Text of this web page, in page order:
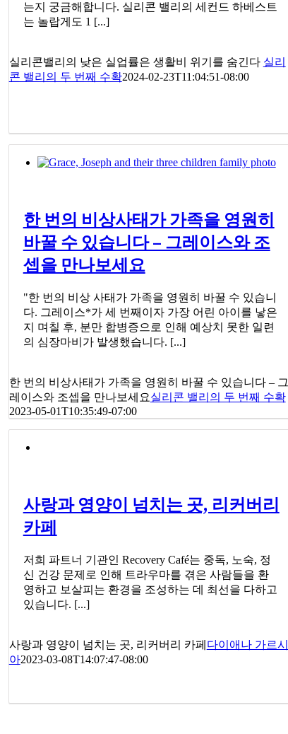
는지 궁금해합니다. 실리콘 밸리의 세컨드 하베스트
는 놀랍게도 1 [...]
실리콘밸리의 낮은 실업률은 생활비 위기를 숨긴다 실리
콘 밸리의 두 번째 수확2024-02-23T11:04:51-08:00
한 번의 비상사태가 가족을 영원히
바꿀 수 있습니다 – 그레이스와 조
셉을 만나보세요
"한 번의 비상 사태가 가족을 영원히 바꿀 수 있습니
다. 그레이스*가 세 번째이자 가장 어린 아이를 낳은
지 며칠 후, 분만 합병증으로 인해 예상치 못한 일련
의 심장마비가 발생했습니다. [...]
한 번의 비상사태가 가족을 영원히 바꿀 수 있습니다 – 그
레이스와 조셉을 만나보세요실리콘 밸리의 두 번째 수확
2023-05-01T10:35:49-07:00
사랑과 영양이 넘치는 곳, 리커버리
카페
저희 파트너 기관인 Recovery Café는 중독, 노숙, 정
신 건강 문제로 인해 트라우마를 겪은 사람들을 환
영하고 보살피는 환경을 조성하는 데 최선을 다하고
있습니다. [...]
사랑과 영양이 넘치는 곳, 리커버리 카페 다이애나 가르시
아2023-03-08T14:07:47-08:00